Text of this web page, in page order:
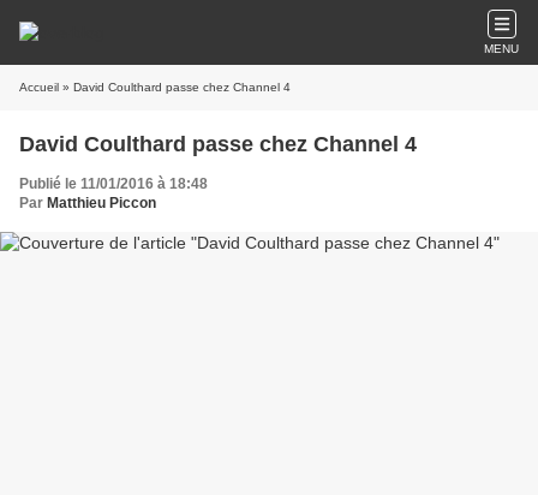
MENU
Accueil » David Coulthard passe chez Channel 4
David Coulthard passe chez Channel 4
Publié le 11/01/2016 à 18:48
Par Matthieu Piccon